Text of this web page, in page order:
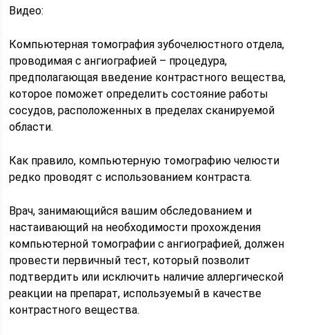
Видео:
Компьютерная томография зубочелюстного отдела,
проводимая с ангиографией – процедура,
предполагающая введение контрастного вещества,
которое поможет определить состояние работы
сосудов, расположенных в пределах сканируемой
области.
Как правило, компьютерную томографию челюсти
редко проводят с использованием контраста.
Врач, занимающийся вашим обследованием и
настаивающий на необходимости прохождения
компьютерной томографии с ангиографией, должен
провести первичный тест, который позволит
подтвердить или исключить наличие аллергической
реакции на препарат, используемый в качестве
контрастного вещества.